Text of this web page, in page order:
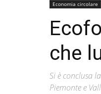
Economia circolare
che
Si è conclusa
Piemonte e